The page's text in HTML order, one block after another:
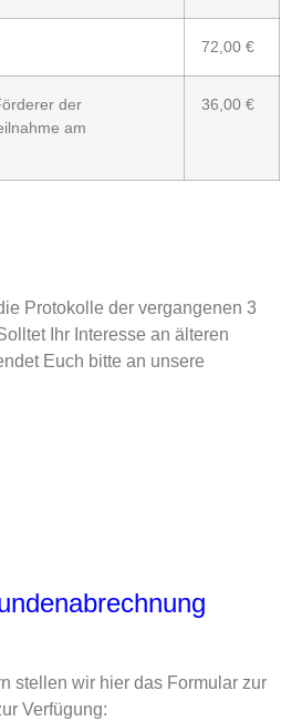
72,00 €
der
am
36,00 €
Protokolle der vergangenen 3
Ihr Interesse an älteren
Euch bitte an unsere
stellen wir hier das Formular zur
Verfügung: